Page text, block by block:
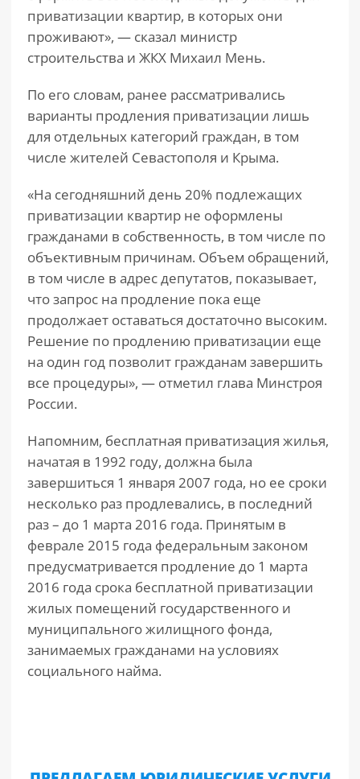
приватизации квартир, в которых они
проживают», — сказал министр
строительства и ЖКХ Михаил Мень.
По его словам, ранее рассматривались
варианты продления приватизации лишь
для отдельных категорий граждан, в том
числе жителей Севастополя и Крыма.
«На сегодняшний день 20% подлежащих
приватизации квартир не оформлены
гражданами в собственность, в том числе по
объективным причинам. Объем обращений,
в том числе в адрес депутатов, показывает,
что запрос на продление пока еще
продолжает оставаться достаточно высоким.
Решение по продлению приватизации еще
на один год позволит гражданам завершить
все процедуры», — отметил глава Минстроя
России.
Напомним, бесплатная приватизация жилья,
начатая в 1992 году, должна была
завершиться 1 января 2007 года, но ее сроки
несколько раз продлевались, в последний
раз – до 1 марта 2016 года. Принятым в
феврале 2015 года федеральным законом
предусматривается продление до 1 марта
2016 года срока бесплатной приватизации
жилых помещений государственного и
муниципального жилищного фонда,
занимаемых гражданами на условиях
социального найма.